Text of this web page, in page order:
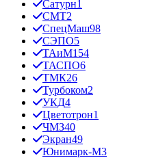
Сатурн1
СМТ2
СпецМаш98
СЭПО5
ТАиМ154
ТАСПО6
ТМК26
Турбоком2
УКД4
Цветотрон1
ЧМЗ40
Экран49
Юнимарк-М3